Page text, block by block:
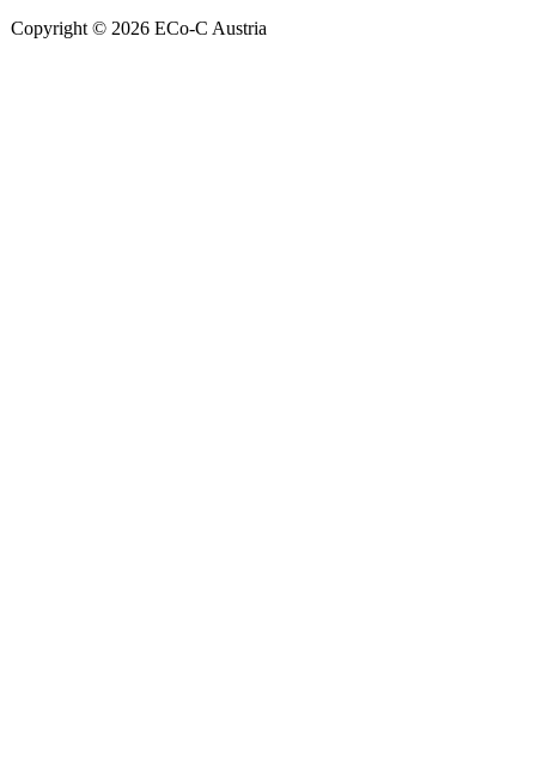
Copyright © 2026 ECo-C Austria